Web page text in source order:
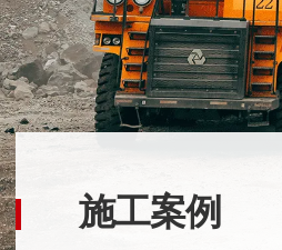
施工案例